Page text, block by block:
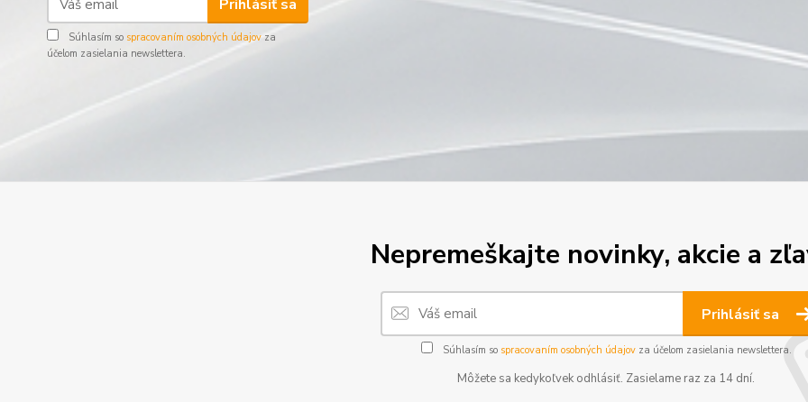
Prihlásiť sa
Súhlasím so spracovaním osobných údajov za
účelom zasielania newslettera.
Nepremeškajte novinky, akcie a
Prihlásiť sa
Súhlasím so spracovaním osobných údajovza účelom zasielania newslettera.
Môžete sa kedykoľvek odhlásiť. Zasielame raz za 14 dní.